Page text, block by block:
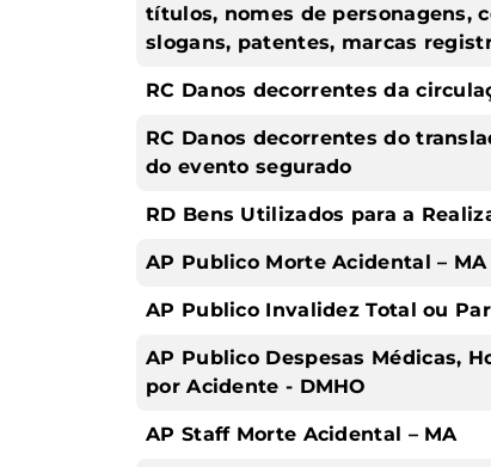
títulos, nomes de personagens,
slogans, patentes, marcas
RC Danos decorrentes da
RC Danos decorrentes do
do evento segurado
RD Bens Utilizados para a
AP Publico Morte Acidental – MA
AP Publico Invalidez Total ou
AP Publico Despesas Médicas,
por Acidente - DMHO
AP Staff Morte Acidental – MA